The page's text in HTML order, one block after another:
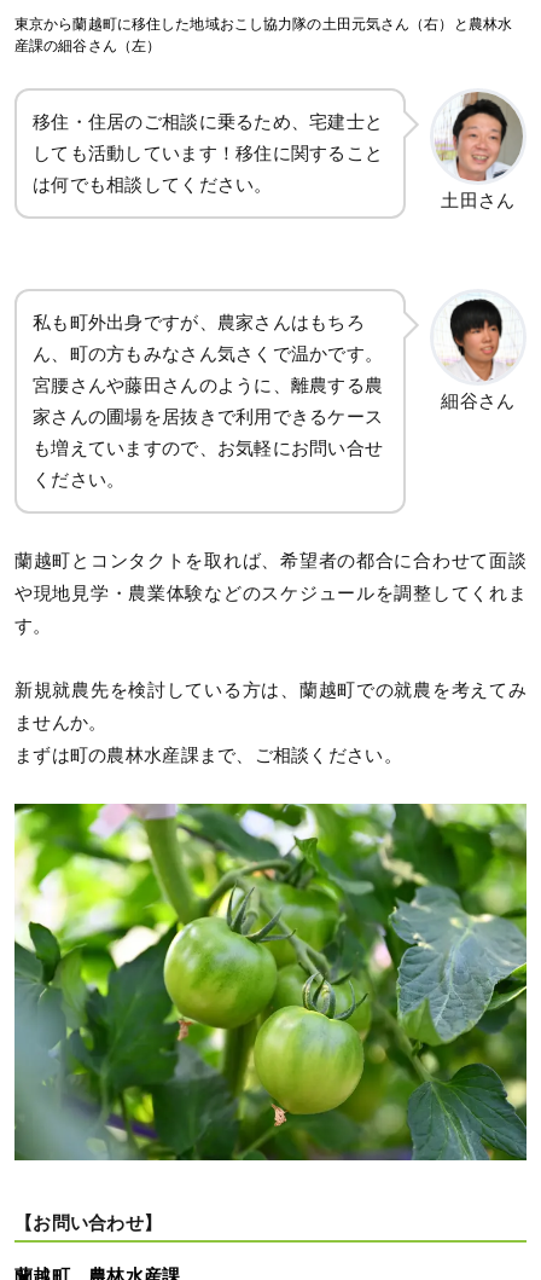
東京から蘭越町に移住した地域おこし協力隊の土田元気さん（右）と農林水
産課の細谷さん（左）
移住・住居のご相談に乗るため、宅建士と
しても活動しています！移住に関すること
は何でも相談してください。
土田さん
私も町外出身ですが、農家さんはもちろ
ん、町の方もみなさん気さくで温かです。
宮腰さんや藤田さんのように、離農する農
家さんの圃場を居抜きで利用できるケース
も増えていますので、お気軽にお問い合せ
ください。
細谷さん
蘭越町とコンタクトを取れば、希望者の都合に合わせて面談
や現地見学・農業体験などのスケジュールを調整してくれま
す。
新規就農先を検討している方は、蘭越町での就農を考えてみ
ませんか。
まずは町の農林水産課まで、ご相談ください。
【お問い合わせ】
蘭越町 農林水産課